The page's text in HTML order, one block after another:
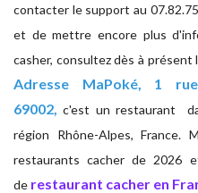
contacter le support au
et de mettre encore plus
casher, consultez dès à présent
Adresse
MaPoké, 1
69002, c'est un restaurant
région Rhône-Alpes, France.
restaurants cacher de 2026
de restaurant cacher en